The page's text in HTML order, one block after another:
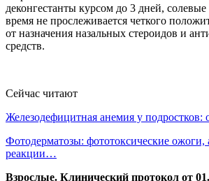
деконгестанты курсом до 3 дней,
время не прослеживается четкого
от назначения назальных стероидов и
средств.
Сейчас читают
Железодефицитная анемия у
Фотодерматозы: фототоксические ожоги,
реакции…
Взрослые. Клинический протокол от